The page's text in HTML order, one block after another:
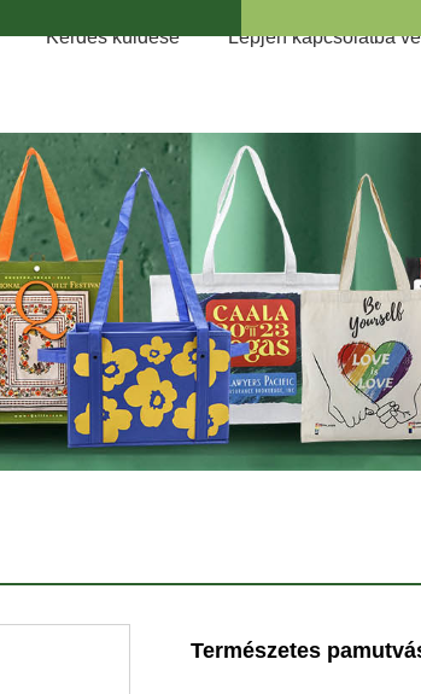
Kérdés küldése Lépjen kapcsolatba
Természetes